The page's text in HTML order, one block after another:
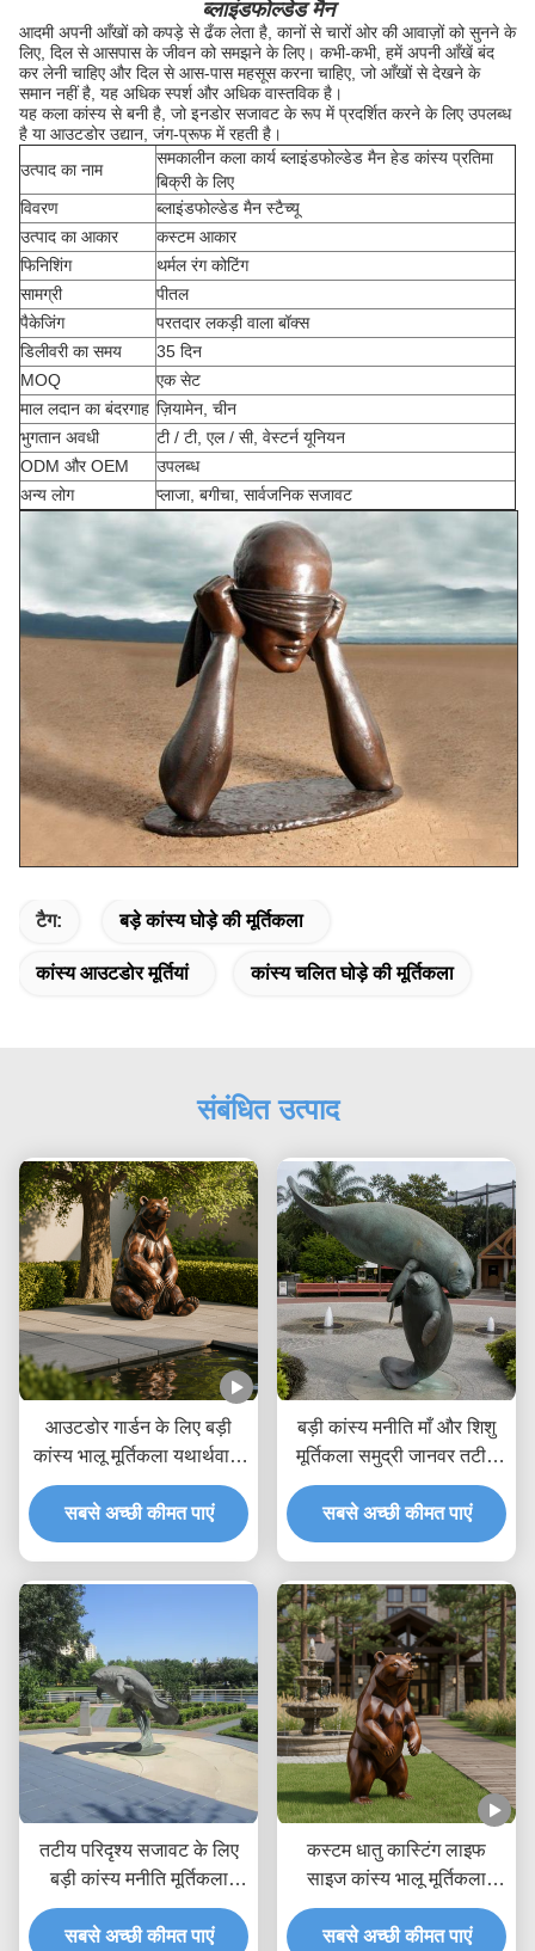
ब्लाइंडफोल्डेड मैन
आदमी अपनी आँखों को कपड़े से ढँक लेता है, कानों से चारों ओर की आवाज़ों को सुनने के
लिए, दिल से आसपास के जीवन को समझने के लिए। कभी-कभी, हमें अपनी आँखें बंद
कर लेनी चाहिए और दिल से आस-पास महसूस करना चाहिए, जो आँखों से देखने के
समान नहीं है, यह अधिक स्पर्श और अधिक वास्तविक है।
यह कला कांस्य से बनी है, जो इनडोर सजावट के रूप में प्रदर्शित करने के लिए उपलब्ध
है या आउटडोर उद्यान, जंग-प्रूफ में रहती है।
उत्पाद का नाम
समकालीन कला कार्य ब्लाइंडफोल्डेड मैन हेड कांस्य प्रतिमा
बिक्री के लिए
विवरण
ब्लाइंडफोल्डेड मैन स्टैच्यू
उत्पाद का आकार
कस्टम आकार
फिनिशिंग
थर्मल रंग कोटिंग
सामग्री
पीतल
पैकेजिंग
परतदार लकड़ी वाला बॉक्स
डिलीवरी का समय
35 दिन
MOQ
एक सेट
माल लदान का बंदरगाह ज़ियामेन, चीन
भुगतान अवधी
टी / टी, एल / सी, वेस्टर्न यूनियन
ODM और OEM
उपलब्ध
अन्य लोग
प्लाजा, बगीचा, सार्वजनिक सजावट
टैग: बड़े कांस्य घोड़े की मूर्तिकला
कांस्य आउटडोर मूर्तियां कांस्य चलित घोड़े की मूर्तिकला
संबंधित उत्पाद
आउटडोर गार्डन के लिए बड़ी
कांस्य भालू मूर्तिकला यथार्थवादी
बैठे भूरे भालू प्रतिमा पार्क विला के
लिए कस्टम धातु पशु कला
सजावट
सबसे अच्छी कीमत पाएं
बड़ी कांस्य मनीति माँ और शिशु
मूर्तिकला समुद्री जानवर तटीय
उद्यान आउटडोर कला मूर्ति
सबसे अच्छी कीमत पाएं
तटीय परिदृश्य सजावट के लिए
बड़ी कांस्य मनीति मूर्तिकला
समुद्री जानवर आउटडोर उद्यान
कला प्रतिमा
सबसे अच्छी कीमत पाएं
कस्टम धातु कास्टिंग लाइफ
साइज कांस्य भालू मूर्तिकला
आउटडोर गार्डन प्रतिमा विला
पार्क परिदृश्य सजावट के लिए
सबसे अच्छी कीमत पाएं